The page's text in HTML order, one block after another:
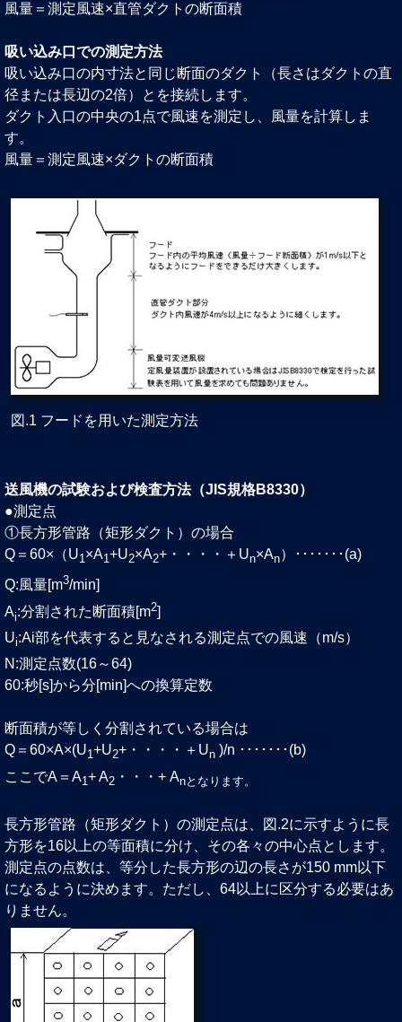
風量＝測定風速×直管ダクトの断面積
吸い込み口での測定方法
吸い込み口の内寸法と同じ断面のダクト（長さはダクトの直
径または長辺の2倍）とを接続します。
ダクト入口の中央の1点で風速を測定し、風量を計算しま
す。
風量＝測定風速×ダクトの断面積
図.1 フードを用いた測定方法
送風機の試験および検査方法（JIS規格B8330）
●測定点
①長方形管路（矩形ダクト）の場合
Q＝60×（U1×A1+U2×A2+・・・・＋Un×An）･･･････(a)
Q:風量[m3/min]
Ai:分割された断面積[m2]
Ui:Ai部を代表すると見なされる測定点での風速（m/s）
N:測定点数(16～64)
60:秒[s]から分[min]への換算定数
断面積が等しく分割されている場合は
Q＝60×A×(U1+U2+・・・・＋Un )/n ･･･････(b)
ここでA＝A1 + A2 ・・・+ Anとなります。
長方形管路（矩形ダクト）の測定点は、図.2に示すように長
方形を16以上の等面積に分け、その各々の中心点とします。
測定点の点数は、等分した長方形の辺の長さが150 mm以下
になるように決めます。ただし、64以上に区分する必要はあ
りません。